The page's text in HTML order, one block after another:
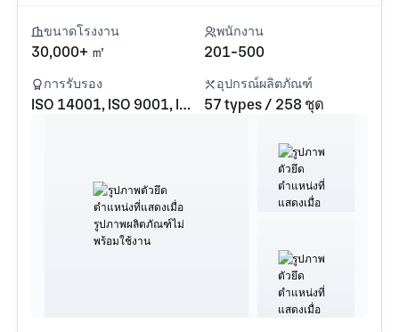
ขนาดโรงงาน
30,000+ ㎡
พนักงาน
201-500
การรับรอง
ISO 14001, ISO 9001, ISO 45001
อุปกรณ์ผลิตภัณฑ์
57 types / 258 ชุด